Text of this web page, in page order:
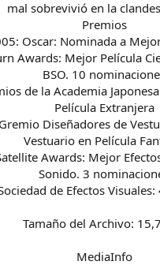
mal sobrevivió en la
Premios
Oscar: Nominada a
Awards: Mejor Película
BSO. 10
de la Academia
Película Extranjera
Diseñadores de
Vestuario en Película
Awards: Mejor
Sonido. 3
de Efectos
Tamaño del Archivo:
MediaInfo